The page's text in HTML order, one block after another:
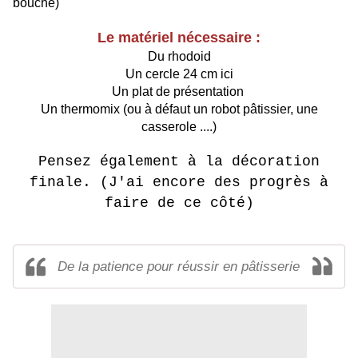
bouche)
Le matériel nécessaire :
Du rhodoid
Un cercle 24 cm ici
Un plat de présentation
Un thermomix (ou à défaut un robot pâtissier, une
casserole ....)
Pensez également à la décoration
finale. (J'ai encore des progrès à
faire de ce côté)
De la patience pour réussir en pâtisserie